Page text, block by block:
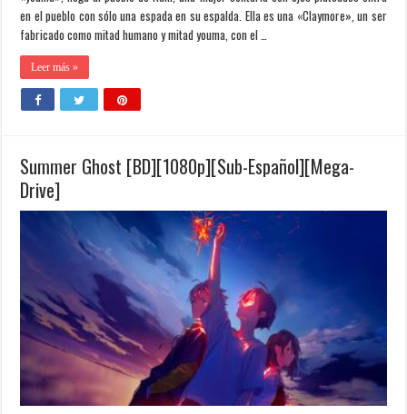
en el pueblo con sólo una espada en su espalda. Ella es una «Claymore», un ser
fabricado como mitad humano y mitad youma, con el …
Leer más »
Summer Ghost [BD][1080p][Sub-Español][Mega-
Drive]